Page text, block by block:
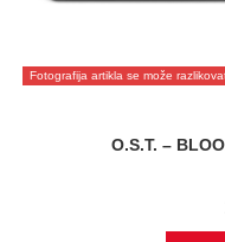
Fotografija artikla se može
O.S.T. –